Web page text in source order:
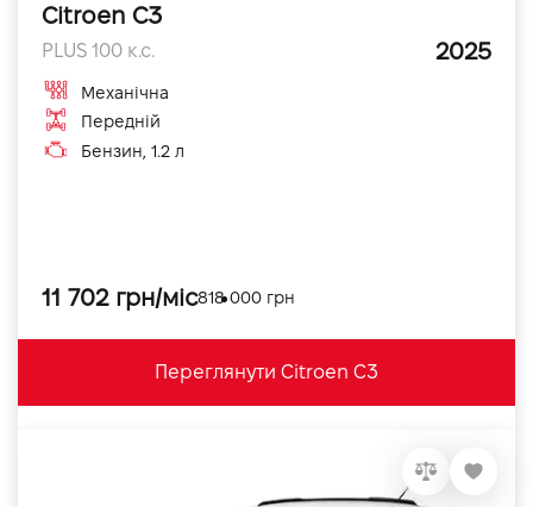
Citroen C3
PLUS 100 к.с. 2025
Механічна
Передній
Бензин, 1.2 л
11 702 грн/міс818 000 грн
Переглянути Citroen C3